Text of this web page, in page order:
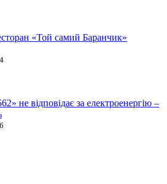
«Той самий Баранчик»
не відповідає за електроенергію –